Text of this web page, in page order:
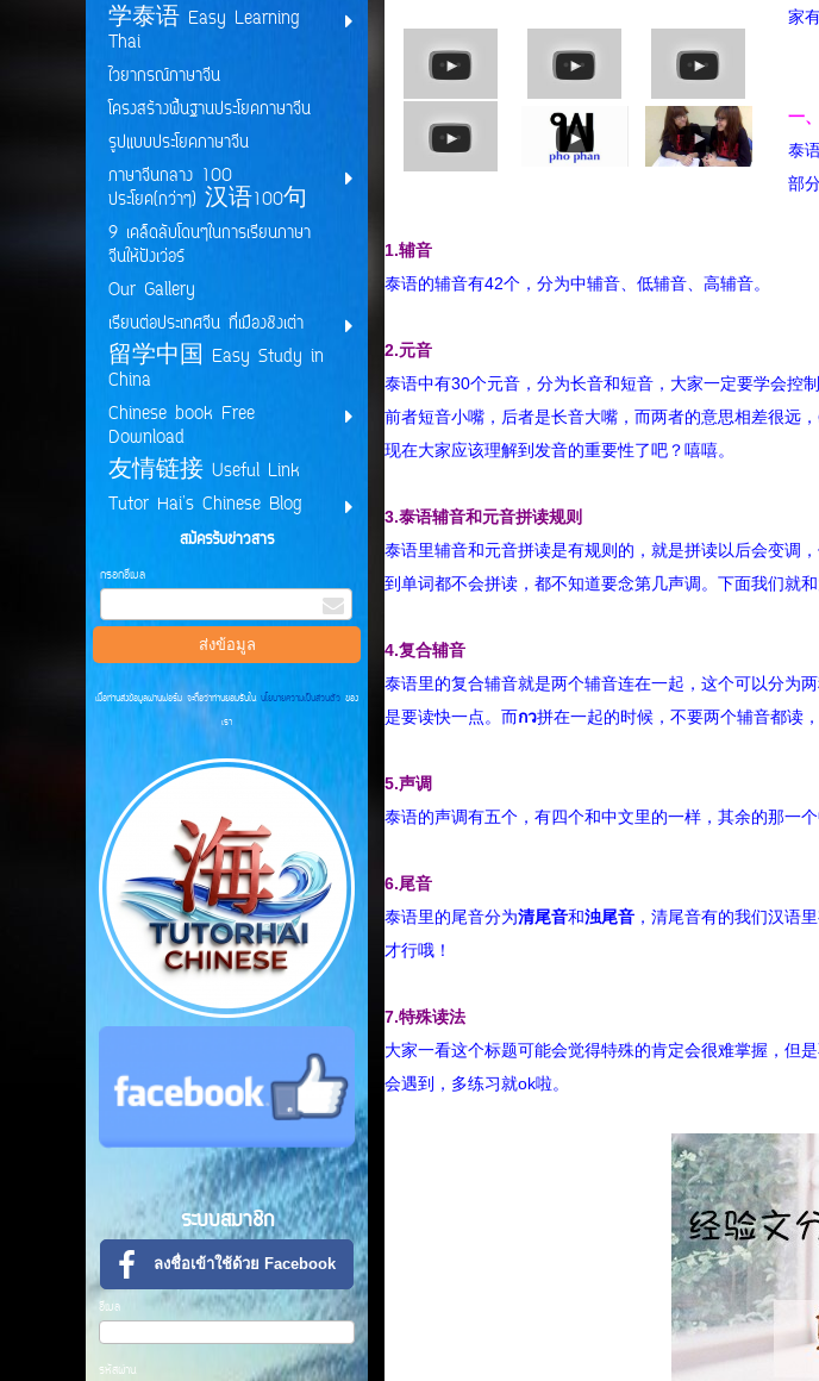
学泰语 Easy Learning
Thai
ไวยากรณ์ภาษาจีน
โครงสร้างพื้นฐานประโยคภาษาจีน
รูปแบบประโยคภาษาจีน
ภาษาจีนกลาง 100
ประโยค(กว่าๆ) 汉语100句
9 เคล็ดลับโดนๆในการเรียนภาษา
จีนให้ปังเว่อร์
Our Gallery
เรียนต่อประเทศจีน ที่เมืองชิงเต่า
留学中国 Easy Study in
China
Chinese book Free
Download
友情链接 Useful Link
Tutor Hai's Chinese Blog
สมัครรับข่าวสาร
กรอกอีเมล
เมื่อท่านส่งข้อมูลผ่านฟอร์ม จะถือว่าท่านยอมรับในนโยบายความเป็นส่วนตัวของ
เรา
ระบบสมาชิก
ลงชื่อเข้าใช้ด้วย Facebook
อีเมล
รหัสผ่าน
家
一
泰
部
1.辅音
泰语的辅音有42个，分为中辅音、低辅音、高辅音。
2.元音
泰语中有30个元音，分为长音和短音，大家一定要学会控
前者短音小嘴，后者是长音大嘴，而两者的意思相差很远，
现在大家应该理解到发音的重要性了吧？嘻嘻。
3.泰语辅音和元音拼读规则
泰语里辅音和元音拼读是有规则的，就是拼读以后会变调
到单词都不会拼读，都不知道要念第几声调。下面我们就
4.复合辅音
泰语里的复合辅音就是两个辅音连在一起，这个可以分为
是要读快一点。而กว拼在一起的时候，不要两个辅音都读
5.声调
泰语的声调有五个，有四个和中文里的一样，其余的那一
6.尾音
泰语里的尾音分为清尾音和浊尾音，清尾音有的我们汉语
才行哦！
7.特殊读法
大家一看这个标题可能会觉得特殊的肯定会很难掌握，但
会遇到，多练习就ok啦。